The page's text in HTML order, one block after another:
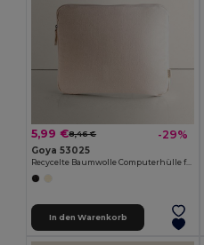
5,99 €8,46 € -29%
Goya 53025
Recycelte Baumwolle Computerhülle für 14" Laptops ZANTE
In den Warenkorb